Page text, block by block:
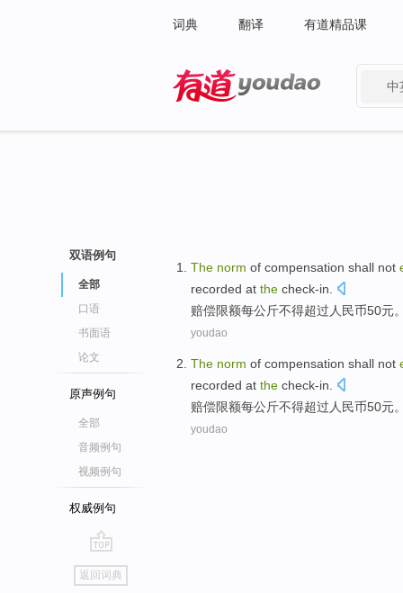
词典 翻译 有道精品课
中
双语例句
全部
口语
书面语
论文
原声例句
全部
音频例句
视频例句
权威例句
go
top
返回词典
The norm of compensation shall not
recorded at the check-in
赔偿限额每公斤不得超过 人民币50元。
youdao
The norm of compensation shall not
recorded at the check-in
赔偿限额每公斤不得超过 人民币50元。
youdao